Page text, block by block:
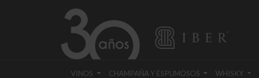
VINOS CHAMPAÑA Y ESPUMOSOS WHISKY